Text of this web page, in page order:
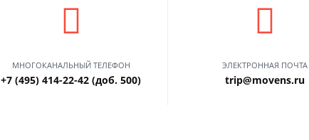
МНОГОКАНАЛЬНЫЙ ТЕЛЕФОН
+7 (495) 414-22-42 (доб. 500)
ЭЛЕКТРОННАЯ ПОЧТА
trip@movens.ru